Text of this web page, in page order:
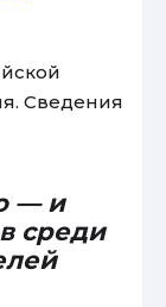
Сведения
— и
среди